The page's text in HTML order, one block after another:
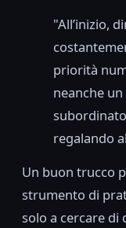
"All’inizio,
priorità
neanche
regalando
Un buon trucco
strumento di
solo a cercare di